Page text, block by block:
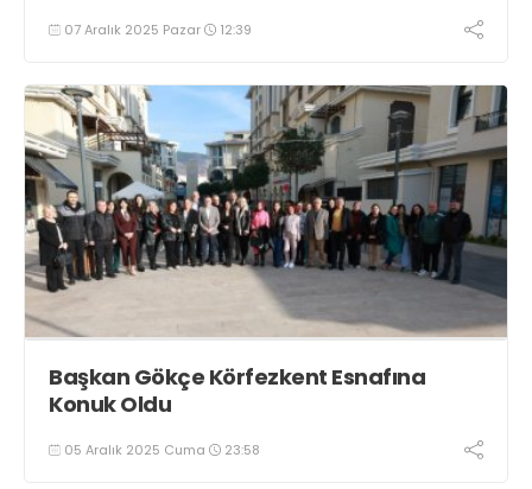
07 Aralık 2025 Pazar 12:39
Başkan Gökçe Körfezkent Esnafına
Konuk Oldu
05 Aralık 2025 Cuma 23:58